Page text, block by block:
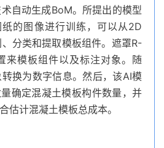
自动生成BoM。所提出的模型
的图像进行训练，可以从2D
分类和提取模板组件。遮罩R-
来模板组件以及标注对象。随
换为数字信息。然后，该AI模
确定混凝土模板构件数量，并
估计混凝土模板总成本。